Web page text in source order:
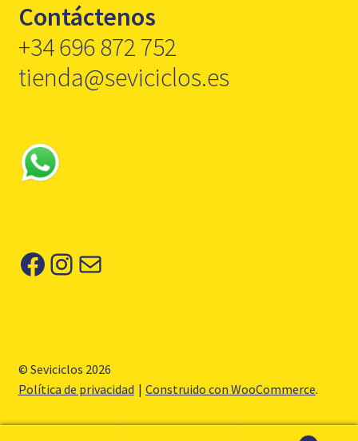
Contáctenos
+34 696 872 752
tienda@seviciclos.es
Facebook
Instagram
Correo electrónico
© Seviciclos 2026
Política de privacidad
Construido con WooCommerce.